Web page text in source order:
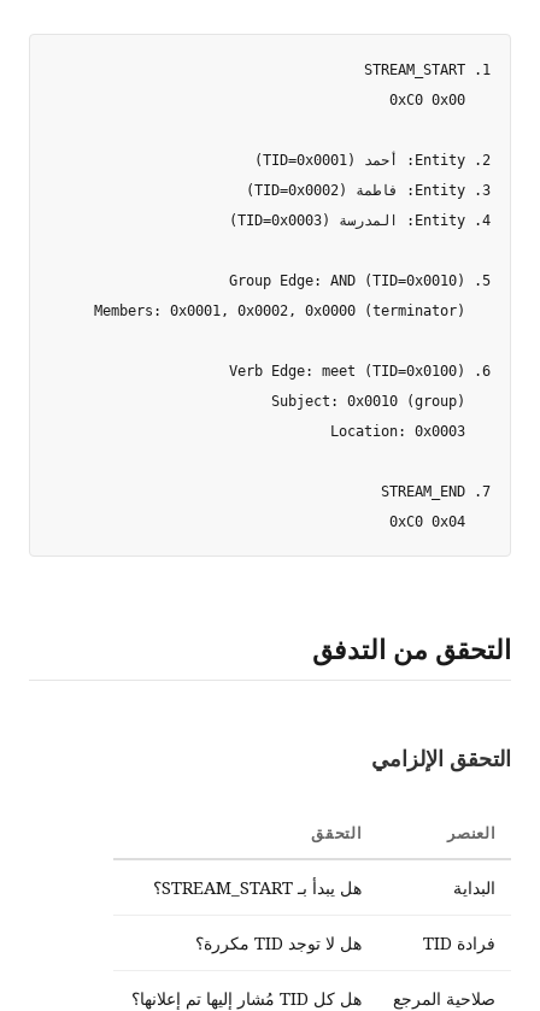
التحقق من التدفق
التحقق الإلزامي
العنصر التحقق
البداية هل يبدأ بـ STREAM_START؟
فرادة TID هل لا توجد TID مكررة؟
صلاحية المرجع هل كل TID مُشار إليها تم إعلانها؟